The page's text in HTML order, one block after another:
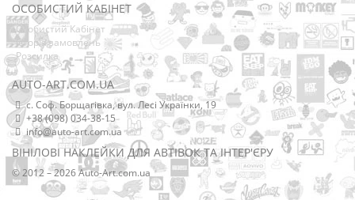
ОСОБИСТИЙ КАБІНЕТ
Особистий Кабінет
Історія замовлень
Розсилка
AUTO-ART.COM.UA
с. Соф. Борщагівка, вул. Лесі Українки, 19
+38 (098) 034-38-15
info@auto-art.com.ua
ВІНІЛОВІ НАКЛЕЙКИ ДЛЯ АВТІВОК ТА ІНТЕР'ЄРУ
© 2012 – 2026 Auto-Art.com.ua